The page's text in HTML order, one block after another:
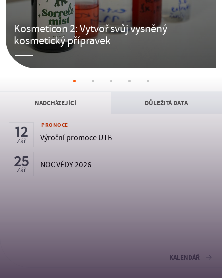
Kosmeticon 2: Vytvoř svůj vysněný
kosmetický přípravek
NADCHÁZEJÍCÍ DŮLEŽITÁ DATA
12
Zář
PROMOCE
Výroční promoce UTB
25
Zář
NOC VĚDY 2026
KALENDÁŘ